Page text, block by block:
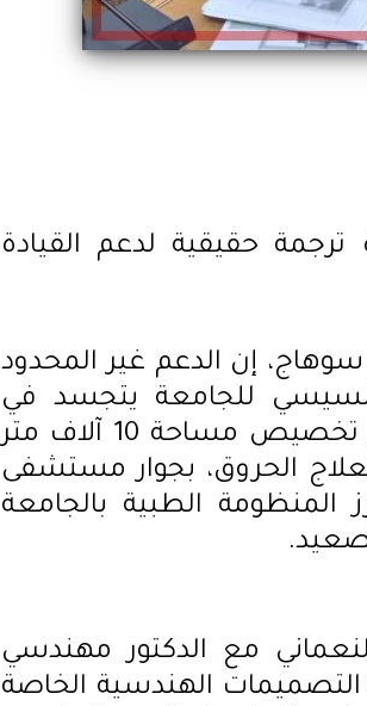
حقيقية لدعم القيادة
إن الدعم غير المحدود
للجامعة يتجسد في
المشروعات التنموية المتتالية، وآخرها قرار تخصيص مساحة 10 آلاف متر
الحروق، بجوار مستشفى
المنظومة الطبية بالجامعة
مع الدكتور مهندسي
الهندسية الخاصة